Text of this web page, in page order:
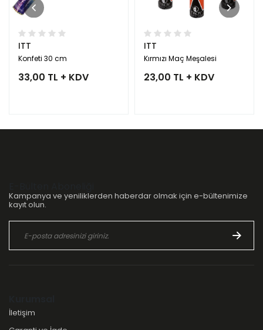
ITT
Konfeti 30 cm
33,00 TL + KDV
ITT
Kırmızı Maç Meşalesi
23,00 TL + KDV
Kampanya ve yeniliklerden haberdar olmak için e-bültenimize
kayıt olun.
İletişim